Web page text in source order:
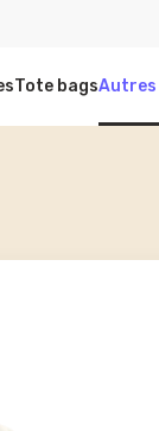
Tote bagsAutres